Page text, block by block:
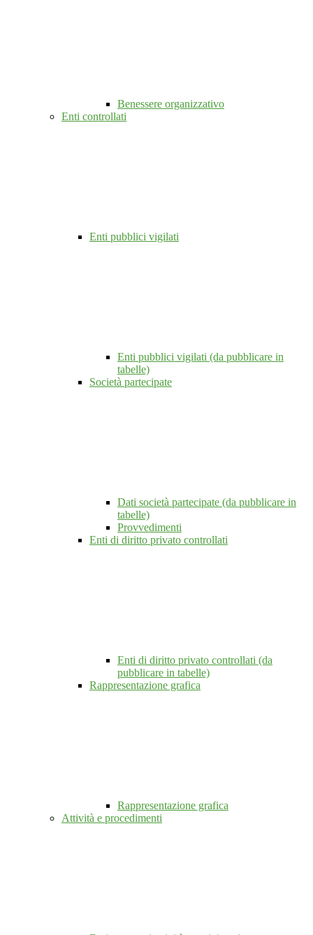
Benessere organizzativo
Enti controllati
Enti pubblici vigilati
Enti pubblici vigilati (da pubblicare in
tabelle)
Società partecipate
Dati società partecipate (da pubblicare in
tabelle)
Provvedimenti
Enti di diritto privato controllati
Enti di diritto privato controllati (da
pubblicare in tabelle)
Rappresentazione grafica
Rappresentazione grafica
Attività e procedimenti